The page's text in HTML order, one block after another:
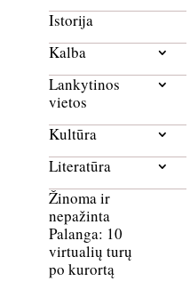
Istorija
Kalba
Lankytinos
vietos
Kultūra
Literatūra
Žinoma ir
nepažinta
Palanga: 10
virtualių turų
po kurortą
Smush Image Compression and